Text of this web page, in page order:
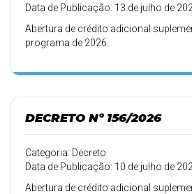
Data de Publicação: 13 de julho de
Abertura de crédito adicional
programa de 2026.
DECRETO Nº 156/2026
Categoria: Decreto
Data de Publicação: 10 de julho de
Abertura de crédito adicional